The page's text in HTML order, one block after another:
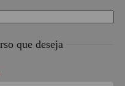
que deseja